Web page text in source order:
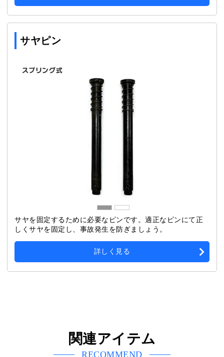
サヤピン
サヤを固定するために必要なピンです。適正なピンにて正
しくサヤを固定し、事故発生を防ぎましょう。
詳しく見る
関連アイテム
RECOMMEND